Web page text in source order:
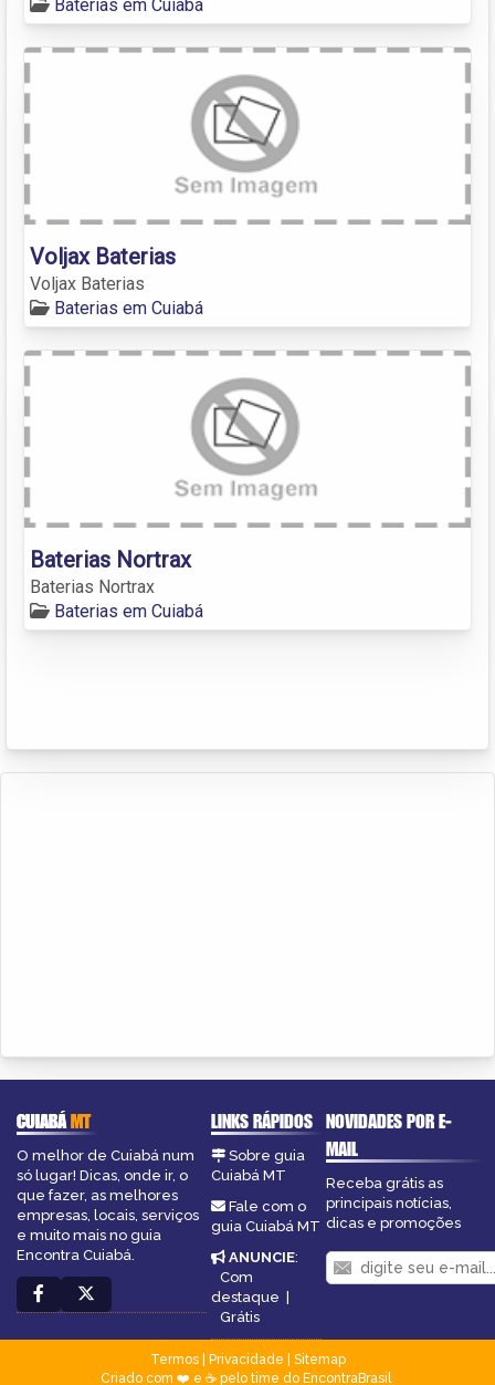
Baterias em Cuiabá
Voljax Baterias
Voljax Baterias
Baterias em Cuiabá
Baterias Nortrax
Baterias Nortrax
Baterias em Cuiabá
CUIABÁMT
O melhor de Cuiabá num
só lugar! Dicas, onde ir, o
que fazer, as melhores
empresas, locais, serviços
e muito mais no guia
Encontra Cuiabá.
LINKS RÁPIDOS
Sobre guia
Cuiabá MT
Fale com o
guia Cuiabá MT
ANUNCIE:
Com
destaque |
Grátis
NOVIDADES POR E-
MAIL
Receba grátis as
principais notícias,
dicas e promoções
Termos| Privacidade
Sitemap
Criado com ❤️ e ☕ pelo time do EncontraBrasil